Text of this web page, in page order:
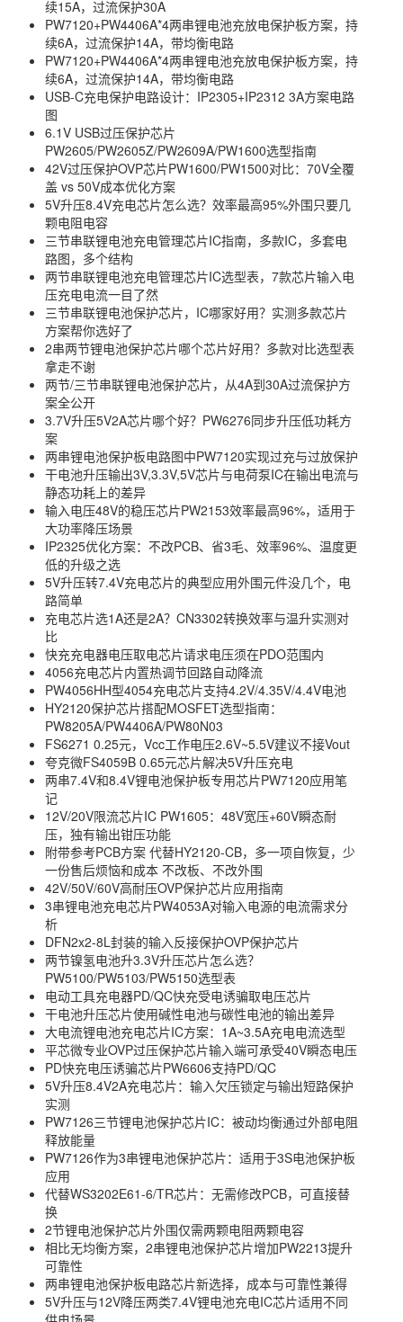
续15A，过流保护30A
PW7120+PW4406A*4两串锂电池充放电保护板方案，持
续6A，过流保护14A，带均衡电路
PW7120+PW4406A*4两串锂电池充放电保护板方案，持
续6A，过流保护14A，带均衡电路
USB-C充电保护电路设计：IP2305+IP2312 3A方案电路
图
6.1V USB过压保护芯片
PW2605/PW2605Z/PW2609A/PW1600选型指南
42V过压保护OVP芯片PW1600/PW1500对比：70V全覆
盖 vs 50V成本优化方案
5V升压8.4V充电芯片怎么选？效率最高95%外围只要几
颗电阻电容
三节串联锂电池充电管理芯片IC指南，多款IC，多套电
路图，多个结构
两节串联锂电池充电管理芯片IC选型表，7款芯片输入电
压充电电流一目了然
三节串联锂电池保护芯片，IC哪家好用？实测多款芯片
方案帮你选好了
2串两节锂电池保护芯片哪个芯片好用？多款对比选型表
拿走不谢
两节/三节串联锂电池保护芯片，从4A到30A过流保护方
案全公开
3.7V升压5V2A芯片哪个好？PW6276同步升压低功耗方
案
两串锂电池保护板电路图中PW7120实现过充与过放保护
干电池升压输出3V,3.3V,5V芯片与电荷泵IC在输出电流与
静态功耗上的差异
输入电压48V的稳压芯片PW2153效率最高96%，适用于
大功率降压场景
IP2325优化方案：不改PCB、省3毛、效率96%、温度更
低的升级之选
5V升压转7.4V充电芯片的典型应用外围元件没几个，电
路简单
充电芯片选1A还是2A？CN3302转换效率与温升实测对
比
快充充电器电压取电芯片请求电压须在PDO范围内
4056充电芯片内置热调节回路自动降流
PW4056HH型4054充电芯片支持4.2V/4.35V/4.4V电池
HY2120保护芯片搭配MOSFET选型指南：
PW8205A/PW4406A/PW80N03
FS6271 0.25元，Vcc工作电压2.6V~5.5V建议不接Vout
夸克微FS4059B 0.65元芯片解决5V升压充电
两串7.4V和8.4V锂电池保护板专用芯片PW7120应用笔
记
12V/20V限流芯片IC PW1605：48V宽压+60V瞬态耐
压，独有输出钳压功能
附带参考PCB方案 代替HY2120-CB，多一项自恢复，少
一份售后烦恼和成本 不改板、不改外围
42V/50V/60V高耐压OVP保护芯片应用指南
3串锂电池充电芯片PW4053A对输入电源的电流需求分
析
DFN2x2-8L封装的输入反接保护OVP保护芯片
两节镍氢电池升3.3V升压芯片怎么选？
PW5100/PW5103/PW5150选型表
电动工具充电器PD/QC快充受电诱骗取电压芯片
干电池升压芯片使用碱性电池与碳性电池的输出差异
大电流锂电池充电芯片IC方案：1A~3.5A充电电流选型
平芯微专业OVP过压保护芯片输入端可承受40V瞬态电压
PD快充电压诱骗芯片PW6606支持PD/QC
5V升压8.4V2A充电芯片：输入欠压锁定与输出短路保护
实测
PW7126三节锂电池保护芯片IC：被动均衡通过外部电阻
释放能量
PW7126作为3串锂电池保护芯片：适用于3S电池保护板
应用
代替WS3202E61-6/TR芯片：无需修改PCB，可直接替
换
2节锂电池保护芯片外围仅需两颗电阻两颗电容
相比无均衡方案，2串锂电池保护芯片增加PW2213提升
可靠性
两串锂电池保护板电路芯片新选择，成本与可靠性兼得
5V升压与12V降压两类7.4V锂电池充电IC芯片适用不同